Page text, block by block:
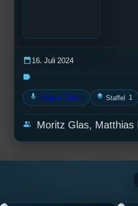
calendar_today16. Juli 2024
label
mic Stilgars Sietch layers Staffel 1
group Moritz Glas, Matthias